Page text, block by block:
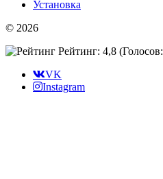
Установка
© 2026
Рейтинг: 4,8 (Голосов:
VK
Instagram